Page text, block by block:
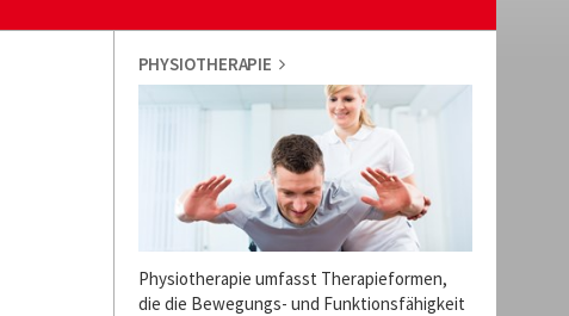
PHYSIOTHERAPIE
Physiotherapie umfasst Therapieformen,
die die Bewegungs- und Funktionsfähigkeit